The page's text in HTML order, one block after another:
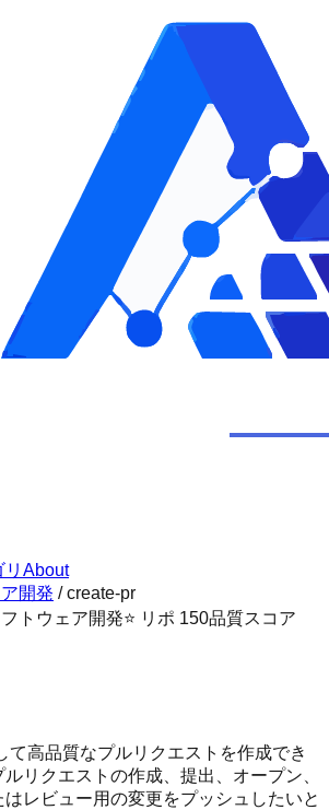
About
開発 /create-pr
トウェア開発⭐ リポ 150品質スコア
て高品質なプルリクエストを作成でき
リクエストの作成、提出、オープン、
レビュー用の変更をプッシュしたいと